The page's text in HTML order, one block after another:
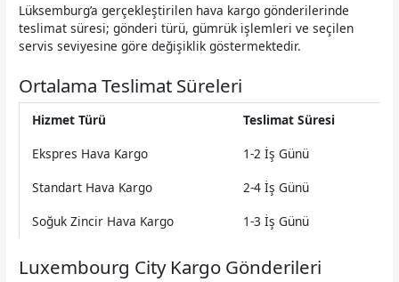
Lüksemburg’a gerçekleştirilen hava kargo gönderilerinde
teslimat süresi; gönderi türü, gümrük işlemleri ve seçilen
servis seviyesine göre değişiklik göstermektedir.
Ortalama Teslimat Süreleri
Hizmet Türü
Teslimat Süresi
Ekspres Hava Kargo
1-2 İş Günü
Standart Hava Kargo
2-4 İş Günü
Soğuk Zincir Hava Kargo
1-3 İş Günü
Luxembourg City Kargo Gönderileri